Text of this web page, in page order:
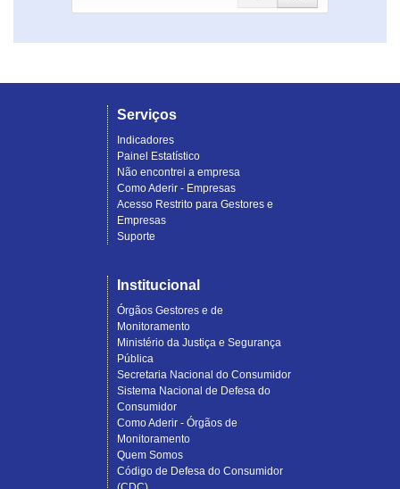
Serviços
Indicadores
Painel Estatístico
Não encontrei a empresa
Como Aderir - Empresas
Acesso Restrito para Gestores e
Empresas
Suporte
Institucional
Órgãos Gestores e de
Monitoramento
Ministério da Justiça e Segurança
Pública
Secretaria Nacional do Consumidor
Sistema Nacional de Defesa do
Consumidor
Como Aderir - Órgãos de
Monitoramento
Quem Somos
Código de Defesa do Consumidor